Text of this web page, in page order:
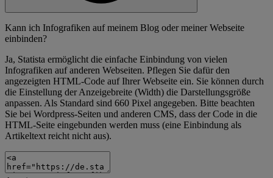
Kann ich Infografiken auf meinem Blog oder meiner Webseite
einbinden?
Ja, Statista ermöglicht die einfache Einbindung von vielen
Infografiken auf anderen Webseiten. Pflegen Sie dafür den
angezeigten HTML-Code auf Ihrer Webseite ein. Sie können durch
die Einstellung der Anzeigebreite (Width) die Darstellungsgröße
anpassen. Als Standard sind 660 Pixel angegeben. Bitte beachten
Sie bei Wordpress-Seiten und anderen CMS, dass der Code in die
HTML-Seite eingebunden werden muss (eine Einbindung als
Artikeltext reicht nicht aus).